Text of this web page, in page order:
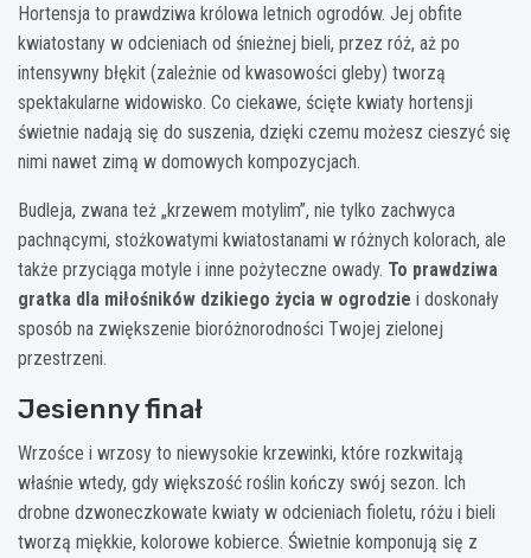
Hortensja to prawdziwa królowa letnich ogrodów. Jej obfite
kwiatostany w odcieniach od śnieżnej bieli, przez róż, aż po
intensywny błękit (zależnie od kwasowości gleby) tworzą
spektakularne widowisko. Co ciekawe, ścięte kwiaty hortensji
świetnie nadają się do suszenia, dzięki czemu możesz cieszyć się
nimi nawet zimą w domowych kompozycjach.
Budleja, zwana też „krzewem motylim”, nie tylko zachwyca
pachnącymi, stożkowatymi kwiatostanami w różnych kolorach, ale
także przyciąga motyle i inne pożyteczne owady. To prawdziwa
gratka dla miłośników dzikiego życia w ogrodzie i doskonały
sposób na zwiększenie bioróżnorodności Twojej zielonej
przestrzeni.
Jesienny finał
Wrzośce i wrzosy to niewysokie krzewinki, które rozkwitają
właśnie wtedy, gdy większość roślin kończy swój sezon. Ich
drobne dzwoneczkowate kwiaty w odcieniach fioletu, różu i bieli
tworzą miękkie, kolorowe kobierce. Świetnie komponują się z